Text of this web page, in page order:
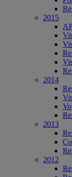
2015
2014
2013
2012